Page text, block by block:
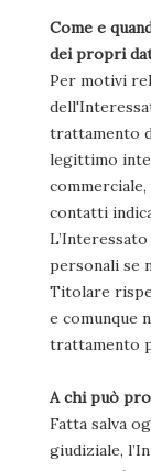
Come e
dei propri
Per motivi
trattamento
legittimo
contatti
personali se
Titolare
e comunque
trattamento
A chi può
Fatta salva
giudiziale,